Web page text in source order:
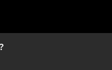
ブースター、武器などのゲ
取得したアカウントに連
ントの機種・プラットフ